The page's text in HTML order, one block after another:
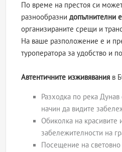
По време на престоя си
разнообразнидопълнителни
организираните срещи и
На ваше разположение е и
туроператора за удобство и
Автентичните изживявания в
Разходка по река
начин да видите
Обиколка на красивите
забележителности на
Посещение на